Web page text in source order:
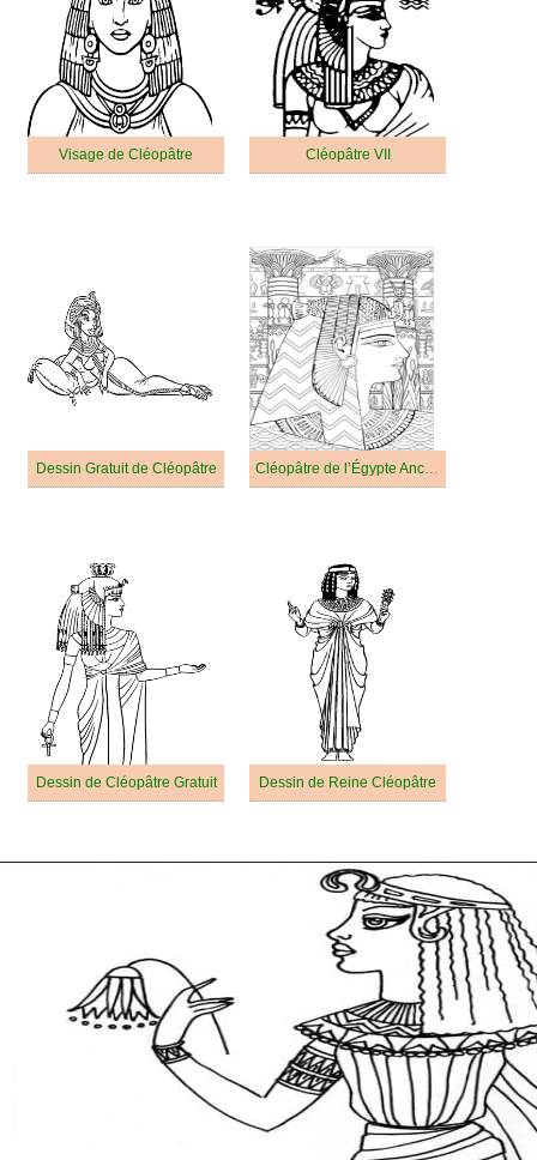
Visage de Cléopâtre Cléopâtre VII
Dessin Gratuit de Cléopâtre Cléopâtre de l’Égypte Ancienne
Dessin de Cléopâtre Gratuit Dessin de Reine Cléopâtre